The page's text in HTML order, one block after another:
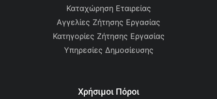
Καταχώρηση Εταιρείας
Αγγελίες Ζήτησης Εργασίας
Κατηγορίες Ζήτησης Εργασίας
Υπηρεσίες Δημοσίευσης
Χρήσιμοι Πόροι